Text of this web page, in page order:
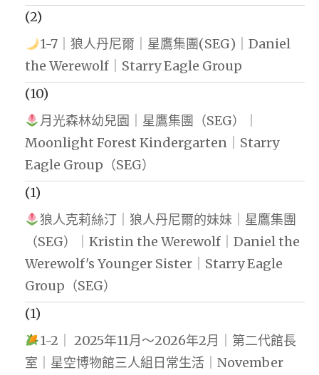
(2)
1-7｜狼人丹尼爾｜星鷹集團(SEG)｜Daniel
the Werewolf｜Starry Eagle Group
(10)
月光森林幼兒園｜星鷹集團（SEG）｜
Moonlight Forest Kindergarten｜Starry
Eagle Group（SEG）
(1)
狼人克莉絲汀｜狼人丹尼爾的妹妹｜星鷹集團
（SEG）｜Kristin the Werewolf｜Daniel the
Werewolf's Younger Sister｜Starry Eagle
Group（SEG）
(1)
1-2｜ 2025年11月～2026年2月｜第二代館長
室｜星空博物館三人組日常生活｜November